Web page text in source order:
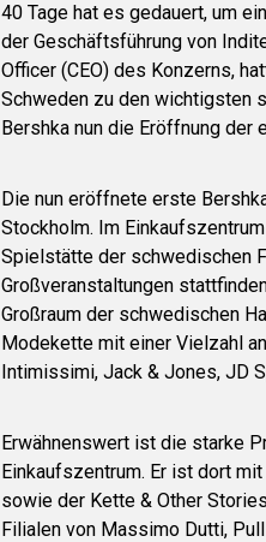
40 Tage hat es gedauert, um
der Geschäftsführung von
Officer (CEO) des Konzerns,
Schweden zu den wichtigsten
Bershka nun die Eröffnung der
Die nun eröffnete erste
Stockholm. Im
Spielstätte der schwedischen
Großveranstaltungen
Großraum der schwedischen
Modekette mit einer Vielzahl
Intimissimi, Jack & Jones, JD
Erwähnenswert ist die starke
Einkaufszentrum. Er ist dort
sowie der Kette & Other
Filialen von Massimo Dutti,